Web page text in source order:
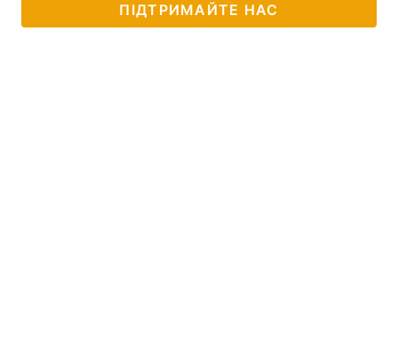
ПІДТРИМАЙТЕ НАС